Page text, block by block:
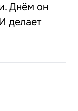
Днём он
делает